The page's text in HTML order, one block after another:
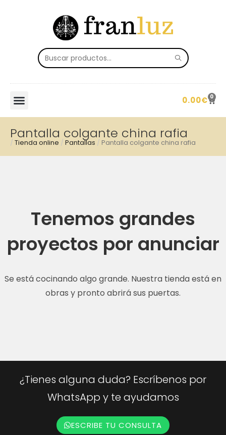
0.00€ 0
Pantalla colgante china rafia
/ Tienda online / Pantallas / Pantalla colgante china rafia
Tenemos grandes
proyectos por anunciar
Se está cocinando algo grande. Nuestra tienda está en
obras y pronto abrirá sus puertas.
¿Tienes alguna duda? Escríbenos por
WhatsApp y te ayudamos
ESCRIBE TU CONSULTA